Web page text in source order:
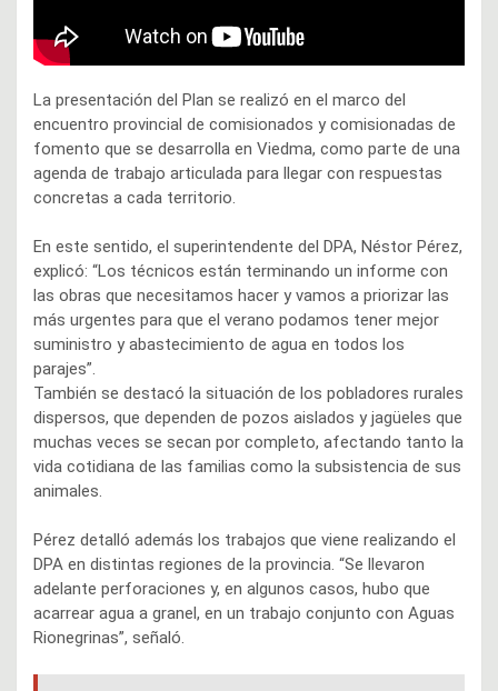
La presentación del Plan se realizó en el marco del
encuentro provincial de comisionados y comisionadas de
fomento que se desarrolla en Viedma, como parte de una
agenda de trabajo articulada para llegar con respuestas
concretas a cada territorio.
En este sentido, el superintendente del DPA, Néstor Pérez,
explicó: “Los técnicos están terminando un informe con
las obras que necesitamos hacer y vamos a priorizar las
más urgentes para que el verano podamos tener mejor
suministro y abastecimiento de agua en todos los
parajes”.
También se destacó la situación de los pobladores rurales
dispersos, que dependen de pozos aislados y jagüeles que
muchas veces se secan por completo, afectando tanto la
vida cotidiana de las familias como la subsistencia de sus
animales.
Pérez detalló además los trabajos que viene realizando el
DPA en distintas regiones de la provincia. “Se llevaron
adelante perforaciones y, en algunos casos, hubo que
acarrear agua a granel, en un trabajo conjunto con Aguas
Rionegrinas”, señaló.